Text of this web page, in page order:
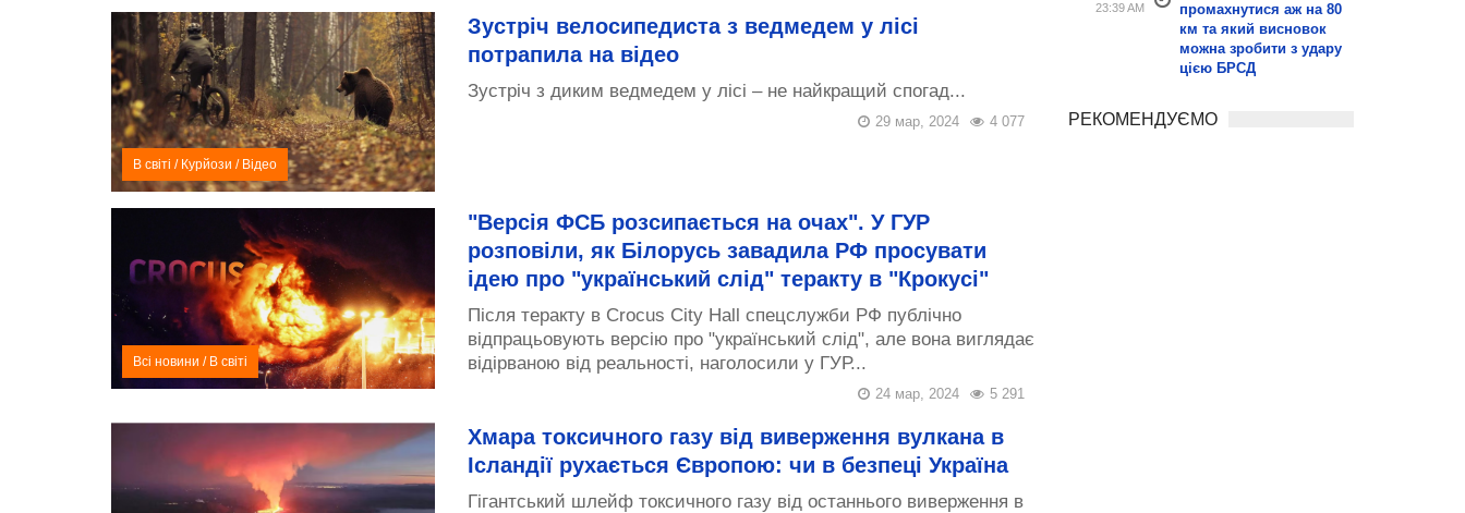
В світі / Курйози / Відео
Зустріч велосипедиста з ведмедем у лісі
потрапила на відео
Зустріч з диким ведмедем у лісі – не найкращий спогад...
4 077
29 мар, 2024
Всі новини / В світі
"Версія ФСБ розсипається на очах". У ГУР
розповіли, як Білорусь завадила РФ просувати
ідею про "український слід" теракту в "Крокусі"
Після теракту в Crocus City Hall спецслужби РФ публічно
відпрацьовують версію про "український слід", але вона виглядає
відірваною від реальності, наголосили у ГУР...
5 291
24 мар, 2024
Хмара токсичного газу від виверження вулкана в
Ісландії рухається Європою: чи в безпеці Україна
Гігантський шлейф токсичного газу від останнього виверження в
23:39 AM
промахнутися аж на 80
км та який висновок
можна зробити з удару
цією БРСД
РЕКОМЕНДУЄМО